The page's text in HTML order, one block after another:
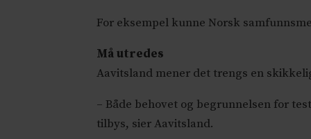
For eksempel kunne Norsk
Må utredes
Aavitsland mener det trengs en
– Både behovet og begrunnelsen for
tilbys, sier Aavitsland.